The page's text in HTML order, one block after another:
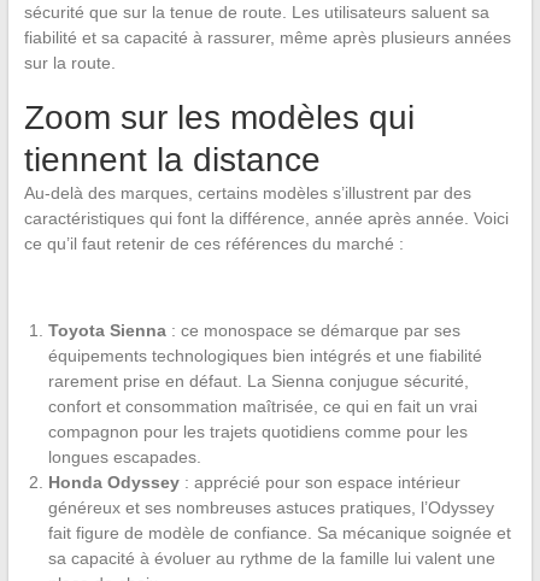
sécurité que sur la tenue de route. Les utilisateurs saluent sa
fiabilité et sa capacité à rassurer, même après plusieurs années
sur la route.
Zoom sur les modèles qui
tiennent la distance
Au-delà des marques, certains modèles s’illustrent par des
caractéristiques qui font la différence, année après année. Voici
ce qu’il faut retenir de ces références du marché :
Toyota Sienna: ce monospace se démarque par ses
équipements technologiques bien intégrés et une fiabilité
rarement prise en défaut. La Sienna conjugue sécurité,
confort et consommation maîtrisée, ce qui en fait un vrai
compagnon pour les trajets quotidiens comme pour les
longues escapades.
Honda Odyssey: apprécié pour son espace intérieur
généreux et ses nombreuses astuces pratiques, l’Odyssey
fait figure de modèle de confiance. Sa mécanique soignée et
sa capacité à évoluer au rythme de la famille lui valent une